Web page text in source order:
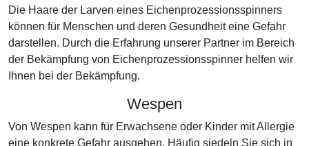
Die Haare der Larven eines Eichenprozessionsspinners
können für Menschen und deren Gesundheit eine Gefahr
darstellen. Durch die Erfahrung unserer Partner im Bereich
der Bekämpfung von Eichenprozessionsspinner helfen wir
Ihnen bei der Bekämpfung.
Wespen
Von Wespen kann für Erwachsene oder Kinder mit Allergie
eine konkrete Gefahr ausgehen. Häufig siedeln Sie sich in